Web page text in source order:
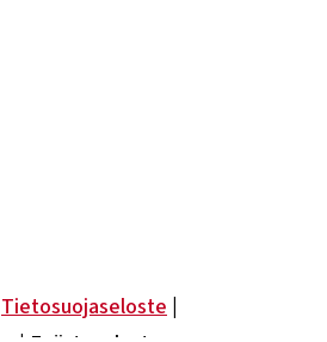
Tietosuojaseloste |